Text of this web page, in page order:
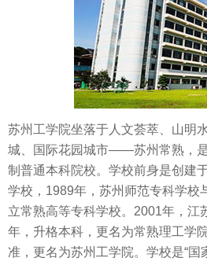
苏州工学院坐落于人文荟萃、山明
城、国际花园城市——苏州常熟，
制普通本科院校。学校前身是创建
学校，1989年，苏州师范专科学校
立常熟高等专科学校。2001年，江
年，升格本科，更名为常熟理工学
准，更名为苏州工学院。学校是“国